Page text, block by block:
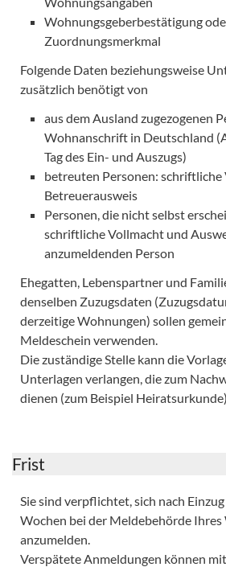
Wohnungsgeberbestätigung
Zuordnungsmerkmal
Folgende Daten beziehungsweise
zusätzlich benötigt von
aus dem Ausland zugezogenen
Wohnanschrift in Deutschland
Tag des Ein- und Auszugs)
betreuten Personen:
Betreuerausweis
Personen, die nicht selbst
schriftliche Vollmacht und
anzumeldenden Person
Ehegatten, Lebenspartner und
denselben Zuzugsdaten
derzeitige Wohnungen) sollen
Meldeschein verwenden.
Die zuständige Stelle kann die
Unterlagen verlangen, die zum
dienen (zum Beispiel
Frist
Sie sind verpflichtet, sich nach
Wochen bei der Meldebehörde
anzumelden.
Verspätete Anmeldungen können